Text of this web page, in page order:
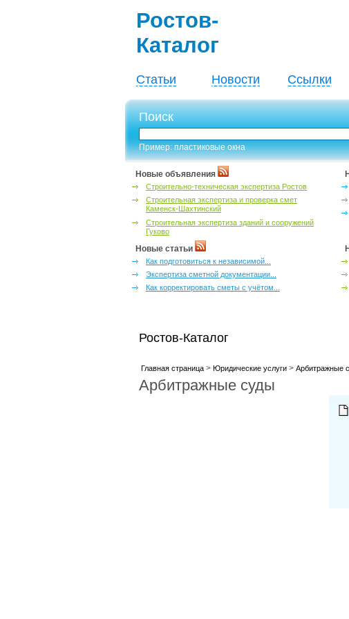
Ростов-
Каталог
Статьи Новости Ссылки
Поиск
Пример: пластиковые окна
Новые объявления
Строительно-техническая экспертиза Ростов
Строительная экспертиза и проверка смет
Каменск-Шахтинский
Строительная экспертиза зданий и сооружений
Гуково
Новые статьи
Как подготовиться к независимой...
Экспертиза сметной документации...
Как корректировать сметы с учётом...
Ростов-Каталог
Главная страница> Юридические услуги> Арбитражные
Арбитражные суды